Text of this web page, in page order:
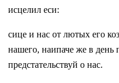
исцелил еси:
сице и нас от лютых его
нашего, наипаче же в день
предстательствуй о нас.